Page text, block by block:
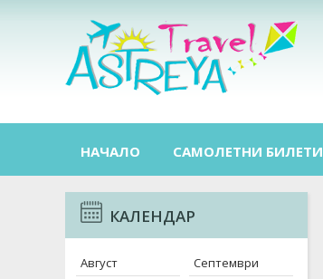
НАЧАЛО САМОЛЕТНИ БИЛЕТИ
КАЛЕНДАР
Август
Септември